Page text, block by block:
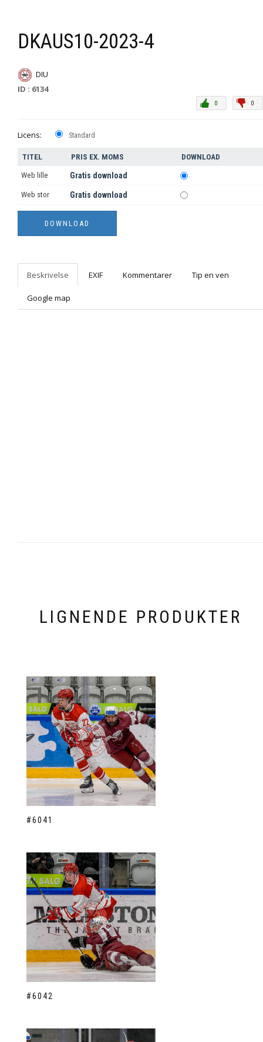
DKAUS10-2023-4
DIU
ID : 6134
0
0
Licens: Standard
TITEL PRIS EX. MOMS DOWNLOAD
Web lille Gratis download
Web stor Gratis download
Beskrivelse EXIF Kommentarer Tip en ven
Google map
LIGNENDE PRODUKTER
#6041
#6042